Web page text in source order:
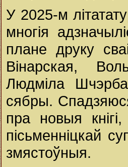
У 2025-м
многія
плане друку
Вінарская,
Людміла
сябры.
пра новыя
пісьменніцкай
змястоўныя.